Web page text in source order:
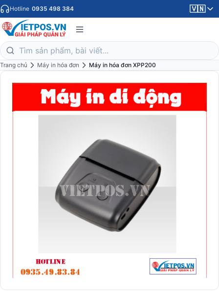
Hotline 0935 498 384 🇻🇳
Trang chủ Máy in hóa đơn Máy in hóa đơn XPP200